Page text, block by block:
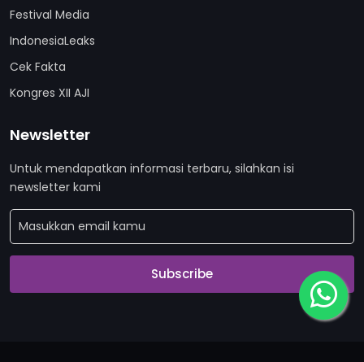
Festival Media
IndonesiaLeaks
Cek Fakta
Kongres XII AJI
Newsletter
Untuk mendapatkan informasi terbaru, silahkan isi
newsletter kami
Subscribe